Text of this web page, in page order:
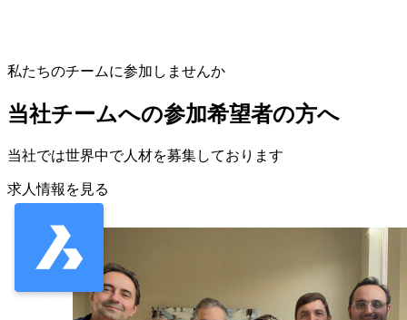
私たちのチームに参加しませんか
当社チームへの参加希望者の方へ
当社では世界中で人材を募集しております
求人情報を見る